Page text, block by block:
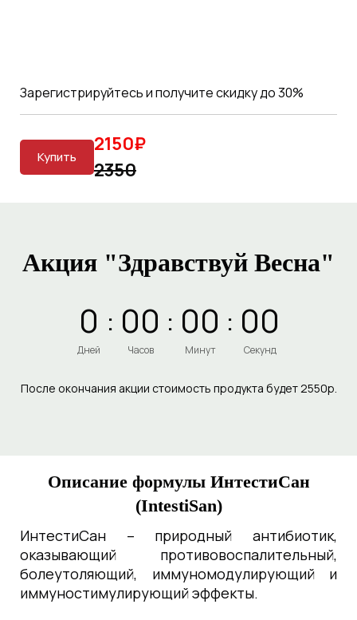
Зарегистрируйтесь и получите скидку до 30%
Купить
2150₽
2350
Акция "Здравствуй Весна"
0
Дней
: 00
Часов
: 00
Минут
: 00
Секунд
После окончания акции стоимость продукта будет 2550р.
Описание формулы ИнтестиСан
(IntestiSan)
ИнтестиСан – природный антибиотик,
оказывающий противовоспалительный,
болеутоляющий, иммуномодулирующий и
иммуностимулирующий эффекты.